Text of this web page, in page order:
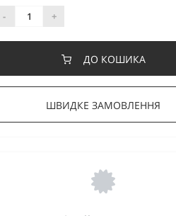
-
+
ДО КОШИКА
ШВИДКЕ ЗАМОВЛЕННЯ